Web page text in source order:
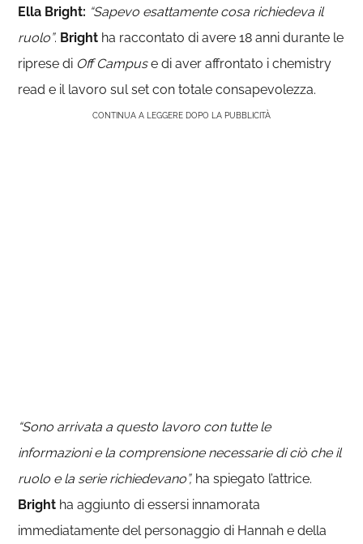
Ella Bright: “Sapevo esattamente cosa richiedeva il
ruolo”. Bright ha raccontato di avere 18 anni durante le
riprese di Off Campuse di aver affrontato i chemistry
read e il lavoro sul set con totale consapevolezza.
CONTINUA A LEGGERE DOPO LA PUBBLICITÀ
“Sono arrivata a questo lavoro con tutte le
informazioni e la comprensione necessarie di ciò che il
ruolo e la serie richiedevano”, ha spiegato l’attrice.
Bright ha aggiunto di essersi innamorata
immediatamente del personaggio di Hannah e della